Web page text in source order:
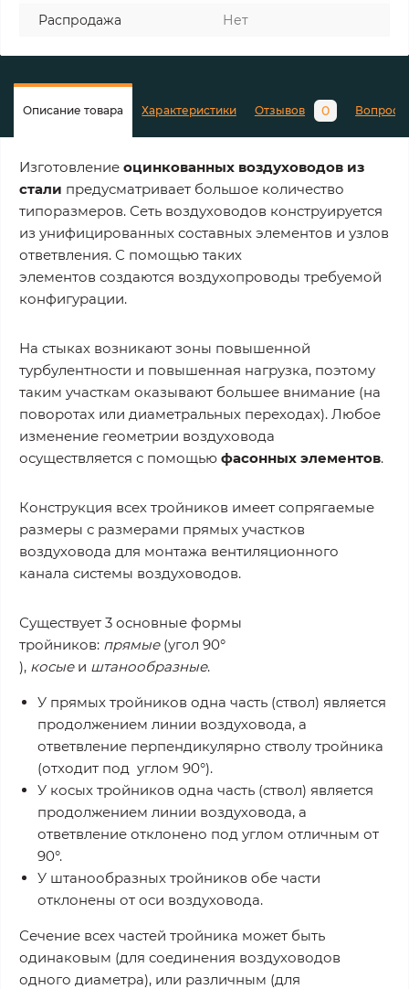
Распродажа
Нет
Описание товара Характеристики Отзывов 0 Вопросы
Изготовление оцинкованных воздуховодов из
стали предусматривает большое количество
типоразмеров. Сеть воздуховодов конструируется
из унифицированных составных элементов и узлов
ответвления. С помощью таких
элементов создаются воздухопроводы требуемой
конфигурации.
На стыках возникают зоны повышенной
турбулентности и повышенная нагрузка, поэтому
таким участкам оказывают большее внимание (на
поворотах или диаметральных переходах). Любое
изменение геометрии воздуховода
осуществляется с помощью фасонных элементов.
Конструкция всех тройников имеет сопрягаемые
размеры с размерами прямых участков
воздуховода для монтажа вентиляционного
канала системы воздуховодов.
Существует 3 основные формы
тройников: прямые(угол 90°
), косыеи штанообразные.
У прямых тройников одна часть (ствол) является
продолжением линии воздуховода, а
ответвление перпендикулярно стволу тройника
(отходит под углом 90°).
У косых тройников одна часть (ствол) является
продолжением линии воздуховода, а
ответвление отклонено под углом отличным от
90°.
У штанообразных тройников обе части
отклонены от оси воздуховода.
Сечение всех частей тройника может быть
одинаковым (для соединения воздуховодов
одного диаметра), или различным (для